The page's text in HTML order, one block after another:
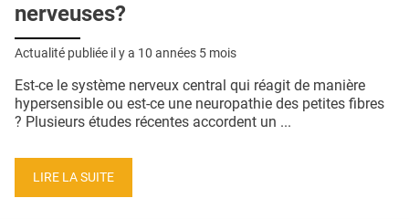
L'APP
PUBLICITÉ
CONTACT
nerveuses?
Actualité publiée il y a 10 années 5 mois
Est-ce le système nerveux central qui réagit de manière
hypersensible ou est-ce une neuropathie des petites fibres
? Plusieurs études récentes accordent un ...
LIRE LA SUITE